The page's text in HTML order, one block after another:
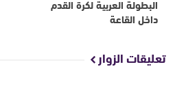
البطولة العربية لكرة القدم
داخل القاعة
تعليقات الزوار